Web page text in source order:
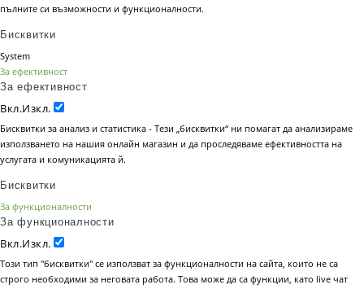
пълните си възможности и функционалности.
Бисквитки
System
За ефективност
За ефективност
Вкл.Изкл.
Бисквитки за анализ и статистика - Тези „бисквитки“ ни помагат да анализираме
използването на нашия онлайн магазин и да проследяваме ефективността на
услугата и комуникацията й.
Бисквитки
За функционалности
За функционалности
Вкл.Изкл.
Този тип "бисквитки" се използват за функционалности на сайта, които не са
строго необходими за неговата работа. Това може да са функции, като live чат